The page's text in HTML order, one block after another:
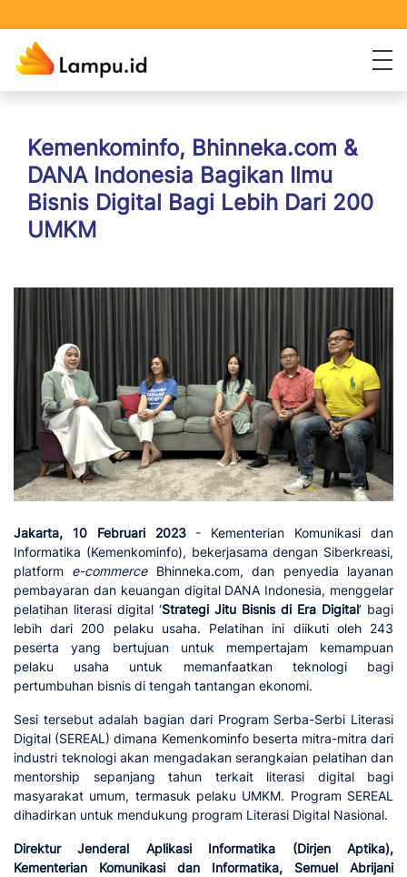
Kemenkominfo, Bhinneka.com &
DANA Indonesia Bagikan Ilmu
Bisnis Digital Bagi Lebih Dari 200
UMKM
Jakarta, 10 Februari 2023- Kementerian Komunikasi dan
Informatika (Kemenkominfo), bekerjasama dengan Siberkreasi,
platform e-commerceBhinneka.com, dan penyedia layanan
pembayaran dan keuangan digital DANA Indonesia, menggelar
pelatihan literasi digital ‘Strategi Jitu Bisnis di Era Digital’ bagi
lebih dari 200 pelaku usaha. Pelatihan ini diikuti oleh 243
peserta yang bertujuan untuk mempertajam kemampuan
pelaku usaha untuk memanfaatkan teknologi bagi
pertumbuhan bisnis di tengah tantangan ekonomi.
Sesi tersebut adalah bagian dari Program Serba-Serbi Literasi
Digital (SEREAL) dimana Kemenkominfo beserta mitra-mitra dari
industri teknologi akan mengadakan serangkaian pelatihan dan
mentorship sepanjang tahun terkait literasi digital bagi
masyarakat umum, termasuk pelaku UMKM. Program SEREAL
dihadirkan untuk mendukung program Literasi Digital Nasional.
Direktur Jenderal Aplikasi Informatika (Dirjen Aptika),
Kementerian Komunikasi dan Informatika, Semuel Abrijani